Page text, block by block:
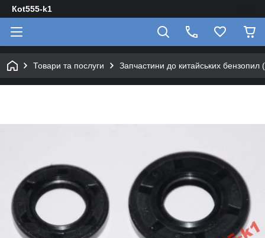
Кot555-k1
Товари та послуги Запчастини до китайських